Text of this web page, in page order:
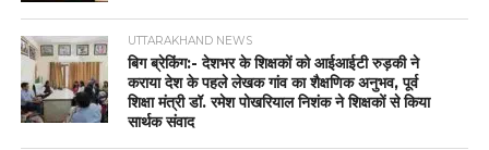
UTTARAKHAND NEWS
बिग ब्रेकिंग:- देशभर के शिक्षकों को आईआईटी रुड़की ने
कराया देश के पहले लेखक गांव का शैक्षणिक अनुभव, पूर्व
शिक्षा मंत्री डॉ. रमेश पोखरियाल निशंक ने शिक्षकों से किया
सार्थक संवाद